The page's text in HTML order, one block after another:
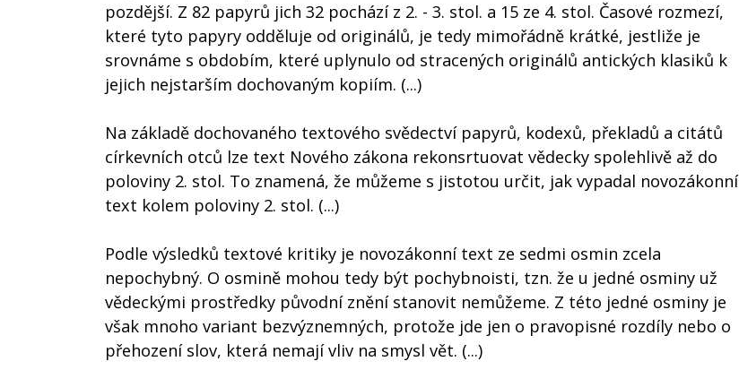
pozdější. Z 82 papyrů jich 32 pochází z 2. - 3. stol. a 15 ze 4. stol. Časové rozmezí,
které tyto papyry odděluje od originálů, je tedy mimořádně krátké, jestliže je
srovnáme s obdobím, které uplynulo od stracených originálů antických klasiků k
jejich nejstarším dochovaným kopiím. (...)
Na základě dochovaného textového svědectví papyrů, kodexů, překladů a citátů
církevních otců lze text Nového zákona rekonsrtuovat vědecky spolehlivě až do
poloviny 2. stol. To znamená, že můžeme s jistotou určit, jak vypadal novozákonní
text kolem poloviny 2. stol. (...)
Podle výsledků textové kritiky je novozákonní text ze sedmi osmin zcela
nepochybný. O osmině mohou tedy být pochybnoisti, tzn. že u jedné osminy už
vědeckými prostředky původní znění stanovit nemůžeme. Z této jedné osminy je
však mnoho variant bezvýznemných, protože jde jen o pravopisné rozdíly nebo o
přehození slov, která nemají vliv na smysl vět. (...)